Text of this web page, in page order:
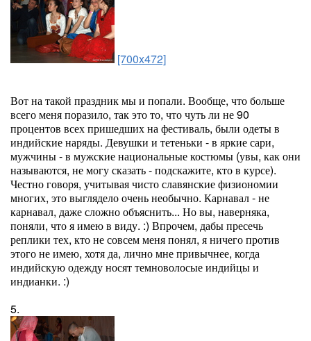
[700x472]
Вот на такой праздник мы и попали. Вообще, что больше
всего меня поразило, так это то, что чуть ли не 90
процентов всех пришедших на фестиваль, были одеты в
индийские наряды. Девушки и тетеньки - в яркие сари,
мужчины - в мужские национальные костюмы (увы, как они
называются, не могу сказать - подскажите, кто в курсе).
Честно говоря, учитывая чисто славянские физиономии
многих, это выглядело очень необычно. Карнавал - не
карнавал, даже сложно объяснить... Но вы, наверняка,
поняли, что я имею в виду. :) Впрочем, дабы пресечь
реплики тех, кто не совсем меня понял, я ничего против
этого не имею, хотя да, лично мне привычнее, когда
индийскую одежду носят темноволосые индийцы и
индианки. :)
5.